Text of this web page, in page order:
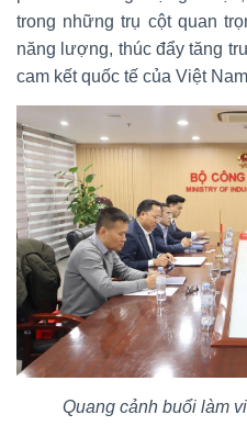
trong những trụ cột quan
năng lượng, thúc đẩy tăng
cam kết quốc tế của Việt
Quang cảnh buổi làm